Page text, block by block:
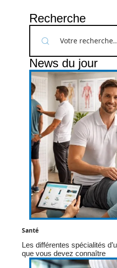
Recherche
News du jour
Santé
Les différentes spécialités
que vous devez connaître